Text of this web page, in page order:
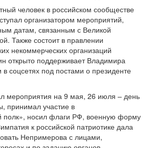
человек в российском сообществе
организатором мероприятий,
датам, связанным с Великой
Также состоит в правлении
некоммерческих организаций
открыто поддерживает Владимира
в соцсетях под постами о президенте
мероприятия на 9 мая, 26 июля – день
принимал участие в
полк», носил флаги РФ, военную форму
к российской патриотике дала
Непримерова с лицами,